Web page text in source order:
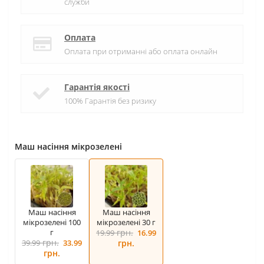
Оплата
Оплата при отриманні або оплата онлайн
Гарантія якості
100% Гарантія без ризику
Маш насіння мікрозелені
Маш насіння
мікрозелені 100
г
39.99грн. 33.99
грн.
Маш насіння
мікрозелені 30 г
19.99грн. 16.99
грн.